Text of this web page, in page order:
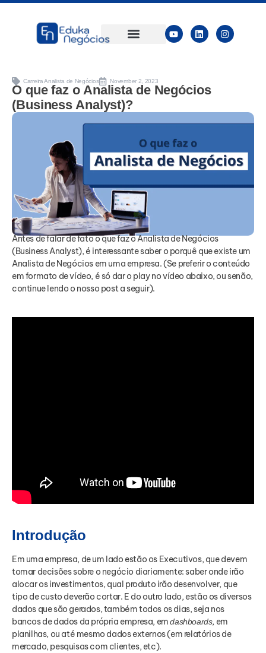
Carreira Analista de Negócios November 2, 2023
O que faz o Analista de Negócios
(Business Analyst)?
Antes de falar de fato o que faz o Analista de Negócios
(Business Analyst), é interessante saber o porquê que existe um
Analista de Negócios em uma empresa. (Se preferir o conteúdo
em formato de vídeo, é só dar o play no vídeo abaixo, ou senão,
continue lendo o nosso post a seguir).
Introdução
Em uma empresa, de um lado estão os Executivos, que devem
tomar decisões sobre o negócio diariamente: saber onde irão
alocar os investimentos, qual produto irão desenvolver, que
tipo de custo deverão cortar. E do outro lado, estão os diversos
dados que são gerados, também todos os dias, seja nos
bancos de dados da própria empresa, emdashboards, em
planilhas, ou até mesmo dados externos (em relatórios de
mercado, pesquisas com clientes, etc).